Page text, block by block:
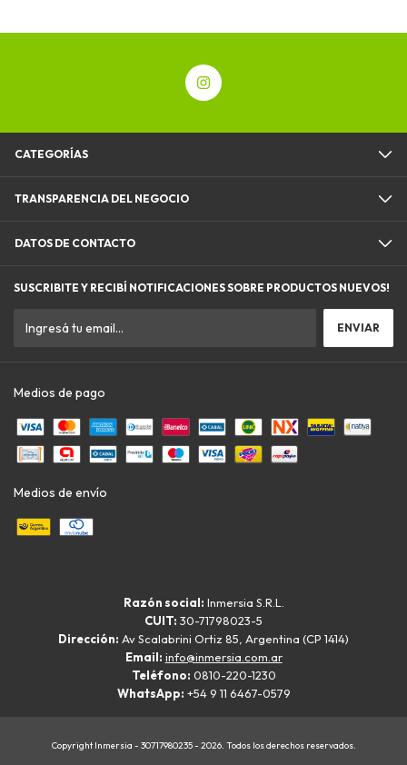
CATEGORÍAS
TRANSPARENCIA DEL NEGOCIO
DATOS DE CONTACTO
SUSCRIBITE Y RECIBÍ NOTIFICACIONES SOBRE PRODUCTOS NUEVOS!
Medios de pago
Medios de envío
Razón social: Inmersia S.R.L.
CUIT: 30-71798023-5
Dirección: Av Scalabrini Ortiz 85, Argentina (CP 1414)
Email: info@inmersia.com.ar
Teléfono: 0810-220-1230
WhatsApp: +54 9 11 6467-0579
Copyright Inmersia - 30717980235 - 2026. Todos los derechos reservados.